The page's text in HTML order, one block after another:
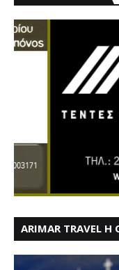
ARIMAR